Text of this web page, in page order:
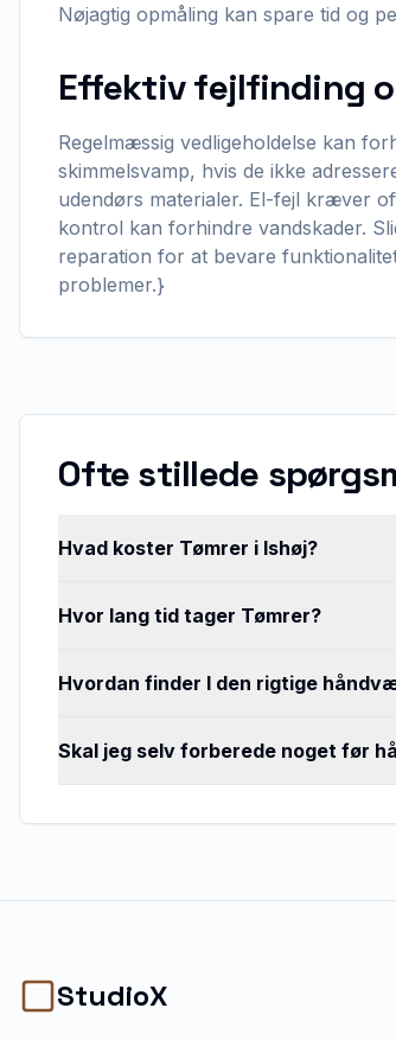
Nøjagtig opmåling kan spare tid og
Effektiv fejlfinding
Regelmæssig vedligeholdelse kan
skimmelsvamp, hvis de ikke
udendørs materialer. El-fejl kræver
kontrol kan forhindre vandskader.
reparation for at bevare
problemer.}
Ofte stillede
Hvad koster Tømrer i Ishøj?
Hvor lang tid tager Tømrer?
Hvordan finder I den rigtige
Skal jeg selv forberede noget før
StudioX